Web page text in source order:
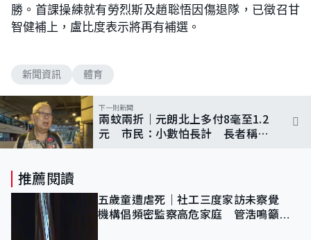
勝。首課操練就有勞烈斯及趙聡悟因傷退隊，已徵召甘
智健補上，盧比度表示將再有補選。
新聞資訊 體育
下一則新聞
兩蚊兩折｜元朗北上多付8毫至1.2
元 市民：小數怕長計 長者稱減
推薦閱讀
五歲童遭虐死｜社工三度家訪未察覺
機構倡頻密監察高危家庭 管浩鳴籲加